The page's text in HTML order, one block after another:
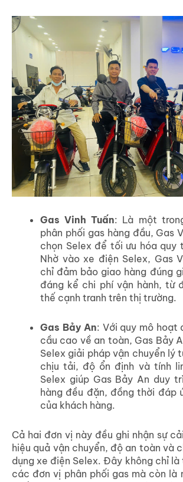
Gas Vinh Tuấn: Là một
phân phối gas hàng đầu, Gas
chọn Selex để tối ưu hóa quy
Nhờ vào xe điện Selex, Gas
chỉ đảm bảo giao hàng đúng
đáng kể chi phí vận hành, từ
thế cạnh tranh trên thị trường.
Gas Bảy An: Với quy mô hoạt
cầu cao về an toàn, Gas Bảy
Selex giải pháp vận chuyển lý
chịu tải, độ ổn định và tính
Selex giúp Gas Bảy An duy
hàng đều đặn, đồng thời đáp
của khách hàng.
Cả hai đơn vị này đều ghi nhận sự
hiệu quả vận chuyển, độ an toàn và
dụng xe điện Selex. Đây không chỉ
các đơn vị phân phối gas mà còn là